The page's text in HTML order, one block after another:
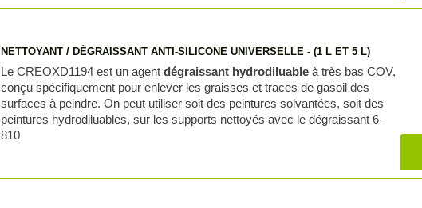
NETTOYANT / DÉGRAISSANT ANTI-SILICONE UNIVERSELLE - (1 L ET 5 L)
Le CREOXD1194 est un agentdégraissant hydrodiluable à très bas COV,
conçu spécifiquement pour enlever les graisses et traces de gasoil des
surfaces à peindre. On peut utiliser soit des peintures solvantées, soit des
peintures hydrodiluables, sur les supports nettoyés avec le dégraissant 6-
810